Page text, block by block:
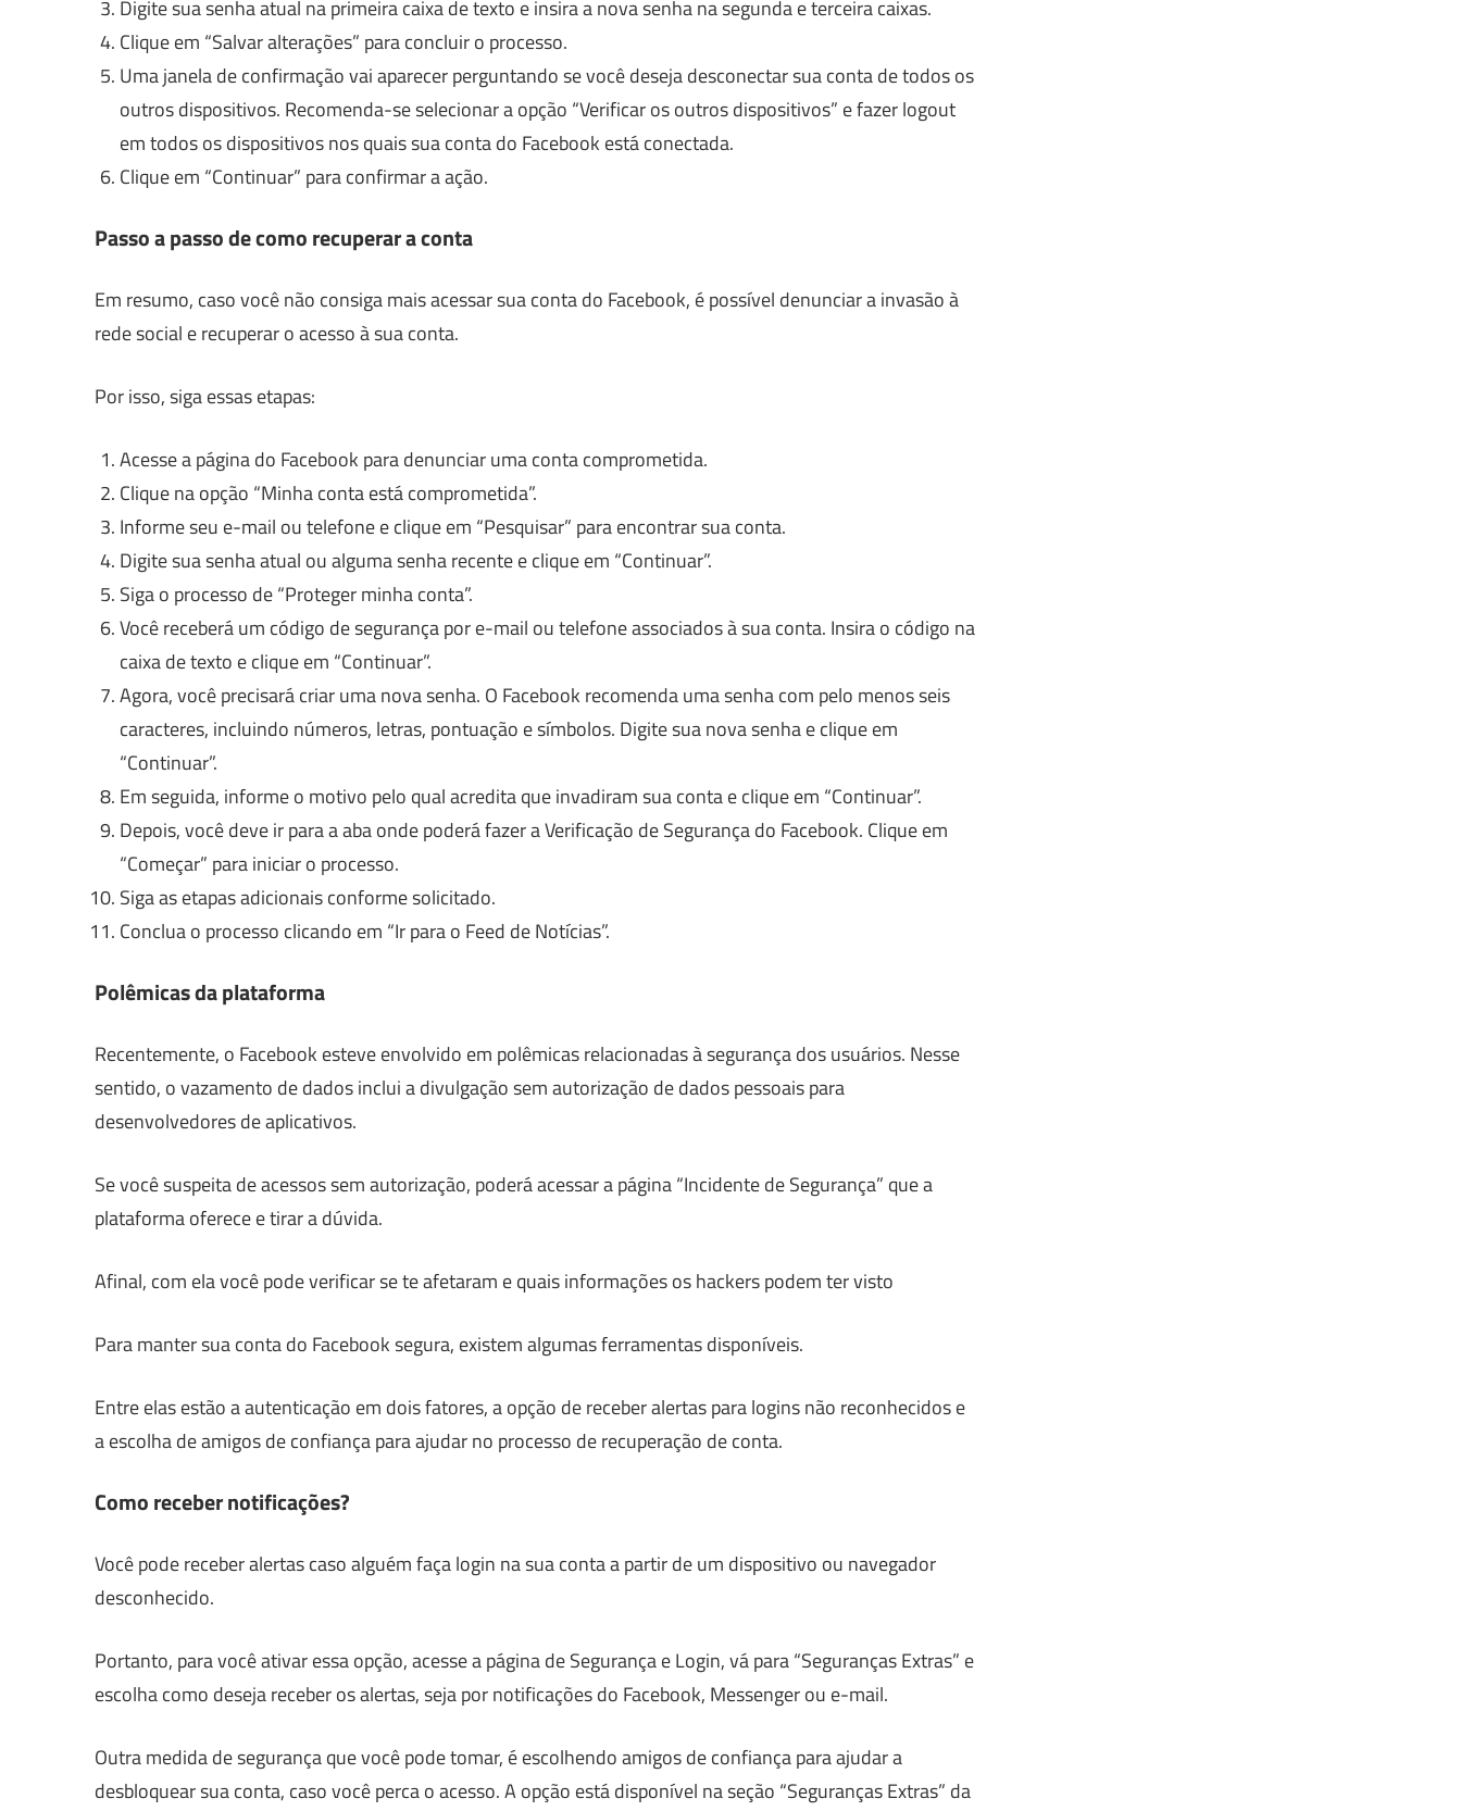
Digite sua senha atual na primeira caixa de texto e insira a nova senha na segunda e terceira caixas.
Clique em “Salvar alterações” para concluir o processo.
Uma janela de confirmação vai aparecer perguntando se você deseja desconectar sua conta de todos os
outros dispositivos. Recomenda-se selecionar a opção “Verificar os outros dispositivos” e fazer logout
em todos os dispositivos nos quais sua conta do Facebook está conectada.
Clique em “Continuar” para confirmar a ação.
Passo a passo de como recuperar a conta
Em resumo, caso você não consiga mais acessar sua conta do Facebook, é possível denunciar a invasão à
rede social e recuperar o acesso à sua conta.
Por isso, siga essas etapas:
Acesse a página do Facebook para denunciar uma conta comprometida.
Clique na opção “Minha conta está comprometida”.
Informe seu e-mail ou telefone e clique em “Pesquisar” para encontrar sua conta.
Digite sua senha atual ou alguma senha recente e clique em “Continuar”.
Siga o processo de “Proteger minha conta”.
Você receberá um código de segurança por e-mail ou telefone associados à sua conta. Insira o código na
caixa de texto e clique em “Continuar”.
Agora, você precisará criar uma nova senha. O Facebook recomenda uma senha com pelo menos seis
caracteres, incluindo números, letras, pontuação e símbolos. Digite sua nova senha e clique em
“Continuar”.
Em seguida, informe o motivo pelo qual acredita que invadiram sua conta e clique em “Continuar”.
Depois, você deve ir para a aba onde poderá fazer a Verificação de Segurança do Facebook. Clique em
“Começar” para iniciar o processo.
Siga as etapas adicionais conforme solicitado.
Conclua o processo clicando em “Ir para o Feed de Notícias”.
Polêmicas da plataforma
Recentemente, o Facebook esteve envolvido em polêmicas relacionadas à segurança dos usuários. Nesse
sentido, o vazamento de dados inclui a divulgação sem autorização de dados pessoais para
desenvolvedores de aplicativos.
Se você suspeita de acessos sem autorização, poderá acessar a página “Incidente de Segurança” que a
plataforma oferece e tirar a dúvida.
Afinal, com ela você pode verificar se te afetaram e quais informações os hackers podem ter visto
Para manter sua conta do Facebook segura, existem algumas ferramentas disponíveis.
Entre elas estão a autenticação em dois fatores, a opção de receber alertas para logins não reconhecidos e
a escolha de amigos de confiança para ajudar no processo de recuperação de conta.
Como receber notificações?
Você pode receber alertas caso alguém faça login na sua conta a partir de um dispositivo ou navegador
desconhecido.
Portanto, para você ativar essa opção, acesse a página de Segurança e Login, vá para “Seguranças Extras” e
escolha como deseja receber os alertas, seja por notificações do Facebook, Messenger ou e-mail.
Outra medida de segurança que você pode tomar, é escolhendo amigos de confiança para ajudar a
desbloquear sua conta, caso você perca o acesso. A opção está disponível na seção “Seguranças Extras” da